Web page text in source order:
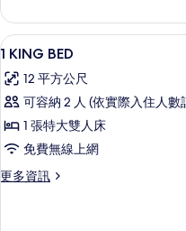
相
片
BED
DELUXE
的
情
顯
示
1
KING
BED
的
所
3
1 KING BED
12 平方公尺
可容納 2 人 (依實際入住人數
1 張特大雙人床
免費無線上網
更多資訊
更